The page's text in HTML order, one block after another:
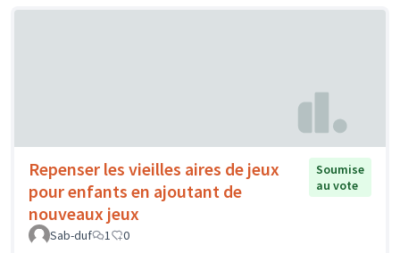
Repenser les vieilles aires de jeux
pour enfants en ajoutant de
nouveaux jeux
Soumise
au vote
Sab-duf 1 0